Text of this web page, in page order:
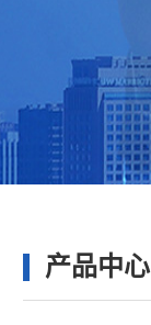
产品中心